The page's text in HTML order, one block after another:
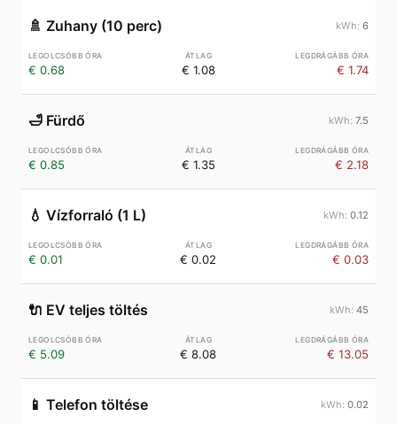
🚿 Zuhany (10 perc) 6
€ 0.68 € 1.08 € 1.74
🛁 Fürdő 7.5
€ 0.85 € 1.35 € 2.18
💧 Vízforraló (1 L) 0.12
€ 0.01 € 0.02 € 0.03
🔌 EV teljes töltés 45
€ 5.09 € 8.08 € 13.05
📱 Telefon töltése 0.02